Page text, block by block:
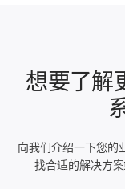
想要了解
向我们介绍一下您的
找合适的解决方